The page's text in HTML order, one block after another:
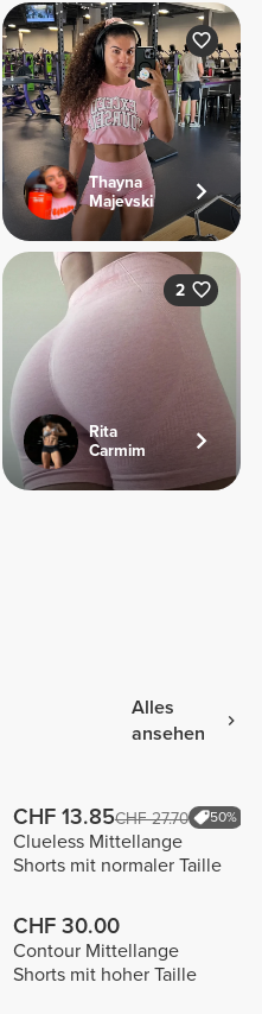
Thayna
Majevski
2
Rita
Carmim
Alles
ansehen
CHF 13.85CHF 27.70 50%
Clueless Mittellange
Shorts mit normaler Taille
CHF 30.00
Contour Mittellange
Shorts mit hoher Taille